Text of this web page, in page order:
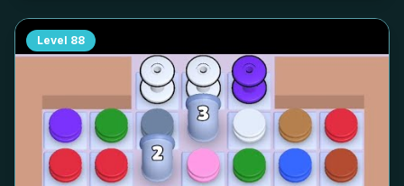
Level 88